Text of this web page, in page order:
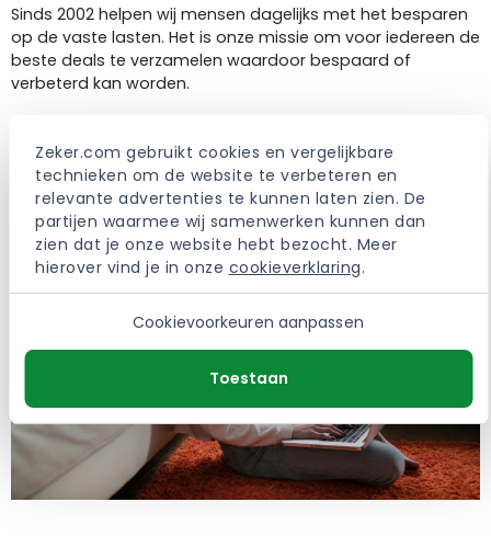
Zeker.com gebruikt cookies en vergelijkbare
technieken om de website te verbeteren en
relevante advertenties te kunnen laten zien. De
partijen waarmee wij samenwerken kunnen dan
zien dat je onze website hebt bezocht. Meer
hierover vind je in onze cookieverklaring.
Cookievoorkeuren aanpassen
Toestaan
Sinds 2002 helpen wij mensen dagelijks met het besparen
op de vaste lasten. Het is onze missie om voor iedereen de
beste deals te verzamelen waardoor bespaard of
verbeterd kan worden.